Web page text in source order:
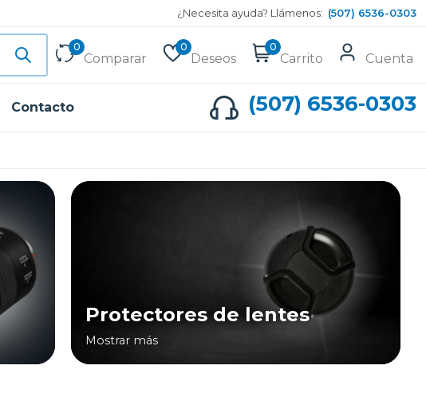
¿Necesita ayuda? Llámenos: (507) 6536-0303
0
Comparar
0
Deseos
0
Carrito Cuenta
Contacto (507) 6536-0303
Protectores de lentes
Mostrar más